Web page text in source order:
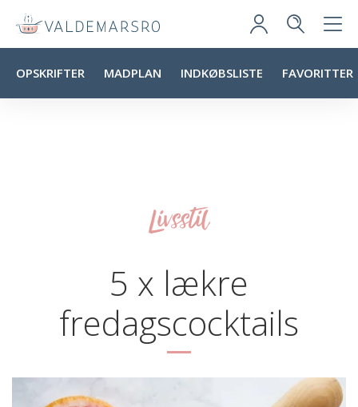
OPSKRIFTER MADPLAN INDKØBSLISTE FAVORITTER
Livsstil
5 x lækre
fredagscocktails